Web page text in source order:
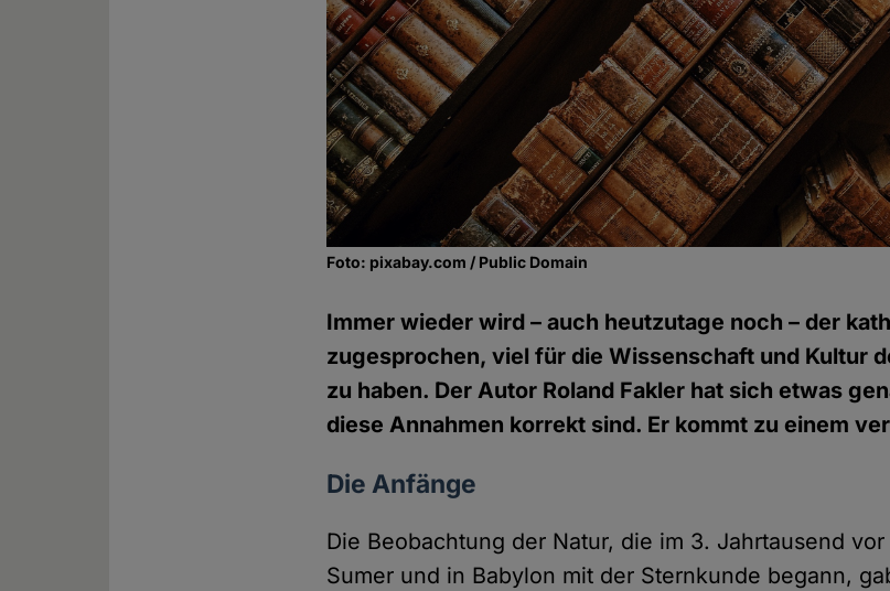
Foto: pixabay.com / Public Domain
Immer wieder wird – auch heutzutage noch – der
zugesprochen, viel für die Wissenschaft und Kultur
zu haben. Der Autor Roland Fakler hat sich etwas
diese Annahmen korrekt sind. Er kommt zu einem
Die Anfänge
Die Beobachtung der Natur, die im 3. Jahrtausend
Sumer und in Babylon mit der Sternkunde begann,